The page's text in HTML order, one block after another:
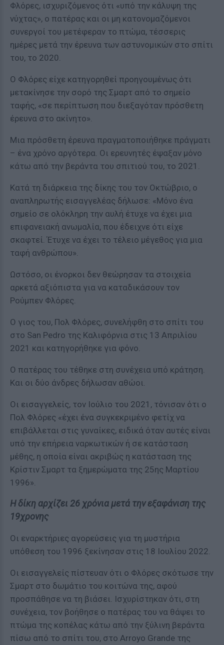
Φλόρες, ισχυριζόμενος ότι «υπό την κάλυψη της
νύχτας», ο πατέρας και οι μη κατονομαζόμενοι
συνεργοί του μετέφεραν το πτώμα, τέσσερις
ημέρες μετά την έρευνα των αστυνομικών στο σπίτι
του, το 2020.
Ο Φλόρες είχε κατηγορηθεί προηγουμένως ότι
μετακίνησε την σορό της Σμαρτ από το σημείο
ταφής, «σε περίπτωση που διεξαγόταν πρόσθετη
έρευνα στο ακίνητο».
Μια πρόσθετη έρευνα πραγματοποιήθηκε πράγματι
– ένα χρόνο αργότερα. Οι ερευνητές έψαξαν μόνο
κάτω από την βεράντα του σπιτιού του, το 2021.
Κατά τη διάρκεια της δίκης του τον Οκτώβριο, ο
αναπληρωτής εισαγγελέας δήλωσε: «Μόνο ένα
σημείο σε ολόκληρη την αυλή έτυχε να έχει μια
επιφανειακή ανωμαλία, που έδειχνε ότι είχε
σκαφτεί. Έτυχε να έχει το τέλειο μέγεθος για μια
ταφή ανθρώπου».
Ωστόσο, οι ένορκοι δεν θεώρησαν τα στοιχεία
αρκετά αξιόπιστα για να καταδικάσουν τον
Ρούμπεν Φλόρες.
Ο γιος του, Πολ Φλόρες, συνελήφθη στο σπίτι του
στο San Pedro της Καλιφόρνια στις 13 Απριλίου
2021 και κατηγορήθηκε για φόνο.
Ο πατέρας του τέθηκε στη συνέχεια υπό κράτηση.
Και οι δύο άνδρες δήλωσαν αθώοι.
Οι εισαγγελείς, τον Ιούλιο του 2021, τόνισαν ότι ο
Πολ Φλόρες «έχει ένα συγκεκριμένο φετίχ να
επιβάλλεται στις γυναίκες, ειδικά όταν αυτές είναι
υπό την επήρεια ναρκωτικών ή σε κατάσταση
μέθης, η οποία είναι ακριβώς η κατάσταση της
Κρίστιν Σμαρτ τα ξημερώματα της 25ης Μαρτίου
1996».
Η δίκη αρχίζει 26 χρόνια μετά την εξαφάνιση της
19χρονης
Οι εναρκτήριες αγορεύσεις για τη μυστήρια
υπόθεση του 1996 ξεκίνησαν στις 18 Ιουλίου 2022.
Οι εισαγγελείς πίστευαν ότι ο Φλόρες σκότωσε την
Σμαρτ στο δωμάτιο του κοιτώνα της, αφού
προσπάθησε να τη βιάσει. Ισχυρίστηκαν ότι, στη
συνέχεια, τον βοήθησε ο πατέρας του να θάψει το
πτώμα της κοπέλας κάτω από την ξύλινη βεράντα
πίσω από το σπίτι του, στο Arroyo Grande της